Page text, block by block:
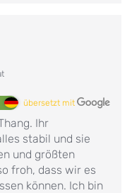
übersetzt mit
Ihr
stabil und sie
und größten
froh, dass wir es
können. Ich bin